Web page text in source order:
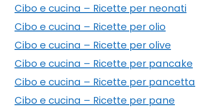
Cibo e cucina – Ricette per neonati
Cibo e cucina – Ricette per olio
Cibo e cucina – Ricette per olive
Cibo e cucina – Ricette per pancake
Cibo e cucina – Ricette per pancetta
Cibo e cucina – Ricette per pane